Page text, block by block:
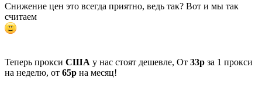
Снижение цен это всегда приятно, ведь так? Вот и мы так
считаем
Теперь прокси США у нас стоят дешевле, От 33р за 1 прокси
на неделю, от 65р на месяц!